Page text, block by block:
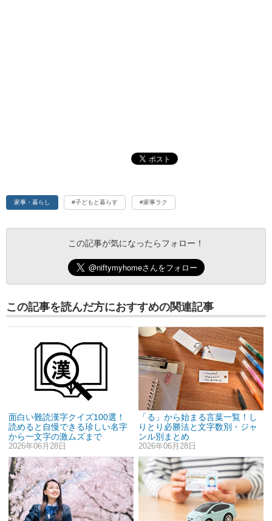
家事・暮らし #子どもと暮らす #家事ラク
この記事が気になったらフォロー！
この記事を読んだ方におすすめの関連記事
面白い難読漢字クイズ100選！
読めると自慢できる珍しい名字
から一文字の激ムズまで
2026年06月28日
「る」から始まる言葉一覧！し
りとり必勝法と文字数別・ジャ
ンル別まとめ
2026年06月28日